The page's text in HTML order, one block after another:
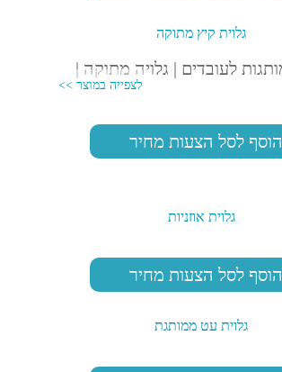
גלוית קיץ מתוקה
הוסף לסל הצעות מחיר
גלוית אוזניות
הוסף לסל הצעות מחיר
גלוית עט ממותגת